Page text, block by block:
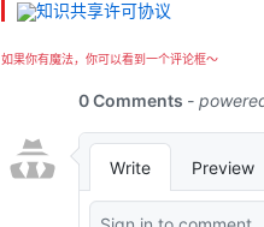
如果你有魔法，你可以看到一个评论框～